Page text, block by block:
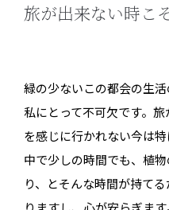
旅が出来ない時こ
緑の少ないこの都会の生
私にとって不可欠です。
を感じに行かれない今は
中で少しの時間でも、植
り、とそんな時間が持て